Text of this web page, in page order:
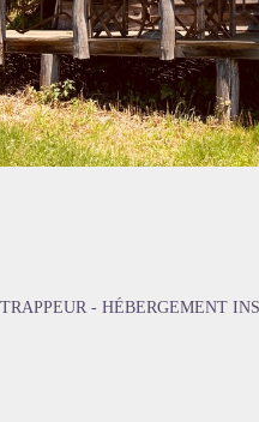
- HÉBERGEMENT